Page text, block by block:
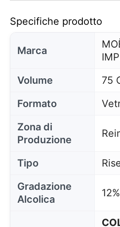
Specifiche prodotto
Marca
Volume
75
Formato
Zona di
Produzione
Tipo
Gradazione
Alcolica
12%